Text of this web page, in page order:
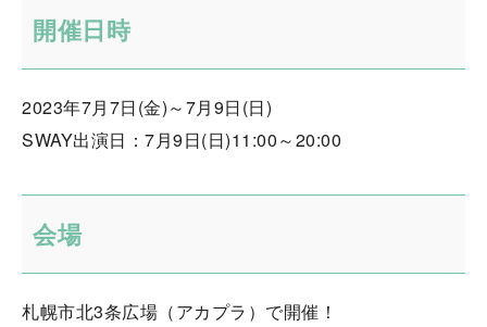
開催日時
2023年7月7日(金)～7月9日(日)
SWAY出演日：7月9日(日)11:00～20:00
会場
札幌市北3条広場（アカプラ）で開催！